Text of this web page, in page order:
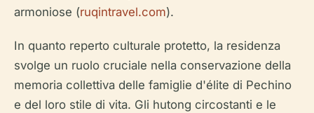
armoniose (ruqintravel.com).
In quanto reperto culturale protetto, la residenza
svolge un ruolo cruciale nella conservazione della
memoria collettiva delle famiglie d'élite di Pechino
e del loro stile di vita. Gli hutong circostanti e le